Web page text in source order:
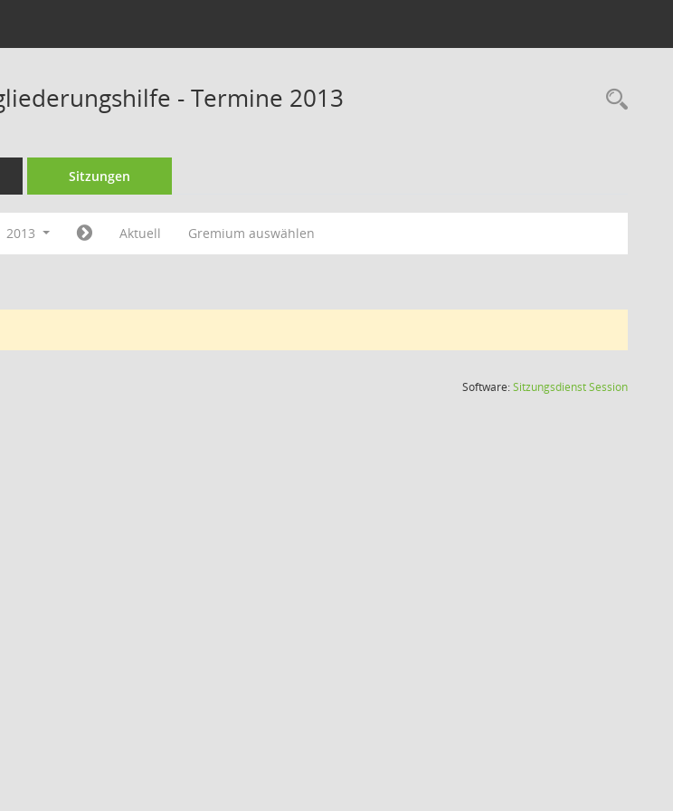
- Termine 2013
Sitzungen
2013 Aktuell Gremium auswählen
Software:SitzungsdienstSession(Wird in